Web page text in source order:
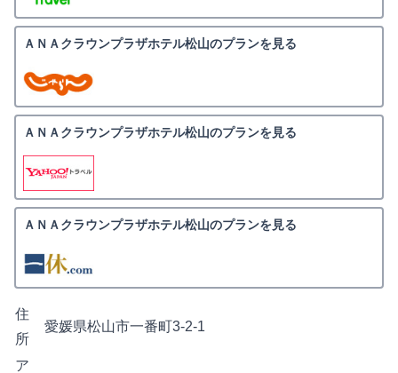
ＡＮＡクラウンプラザホテル松山のプランを見る
ＡＮＡクラウンプラザホテル松山のプランを見る
ＡＮＡクラウンプラザホテル松山のプランを見る
住
所
愛媛県松山市一番町3-2-1
ア